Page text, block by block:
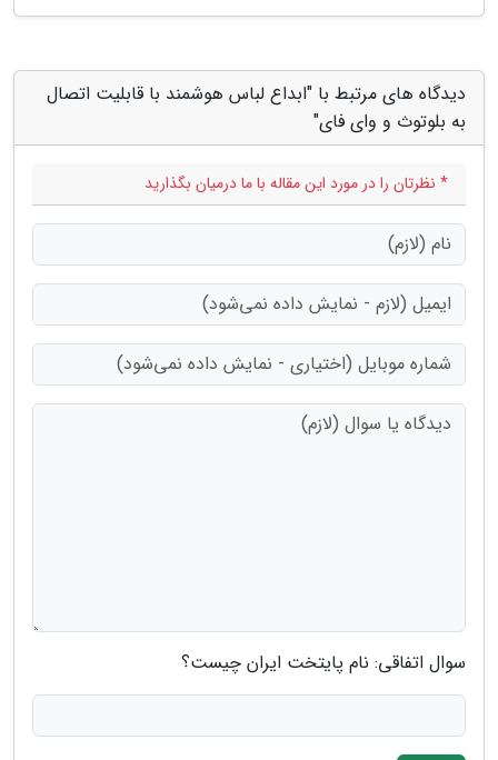
دیدگاه های مرتبط با "ابداع لباس هوشمند با قابلیت اتصال
به بلوتوث و وای فای"
* نظرتان را در مورد این مقاله با ما درمیان بگذارید
سوال اتفاقی: نام پایتخت ایران چیست؟